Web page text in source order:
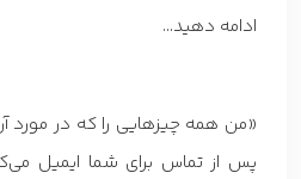
ادامه دهید…
«من همه چیزهایی را که در مورد
پس از تماس برای شما ایمیل